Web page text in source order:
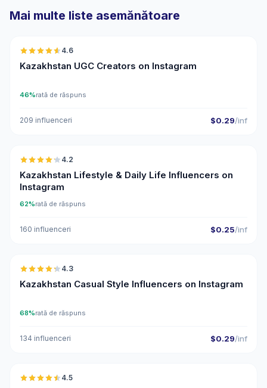
Mai multe liste asemănătoare
4.6
Kazakhstan UGC Creators on Instagram
46%rată de răspuns
209 influenceri $0.29/inf
🇰🇿
4.2
Kazakhstan Lifestyle & Daily Life Influencers on
Instagram
62%rată de răspuns
160 influenceri $0.25/inf
🇰🇿
4.3
Kazakhstan Casual Style Influencers on Instagram
68%rată de răspuns
134 influenceri $0.29/inf
🇰🇿
4.5